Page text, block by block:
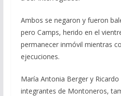
Ambos se negaron y fueron
pero Camps, herido en el
permanecer inmóvil mientras
ejecuciones.
María Antonia Berger y
integrantes de Montoneros,